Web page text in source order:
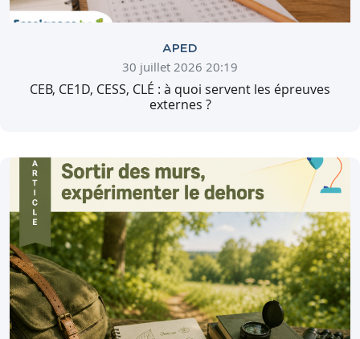
APED
30 juillet 2026 20:19
CEB, CE1D, CESS, CLÉ : à quoi servent les épreuves
externes ?